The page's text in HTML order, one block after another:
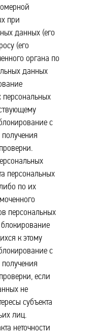
при
данных (его
(его
органа по
данных
с
персональных
по их
персональных
к этому
с
если
не
субъекта
лиц.
неточности